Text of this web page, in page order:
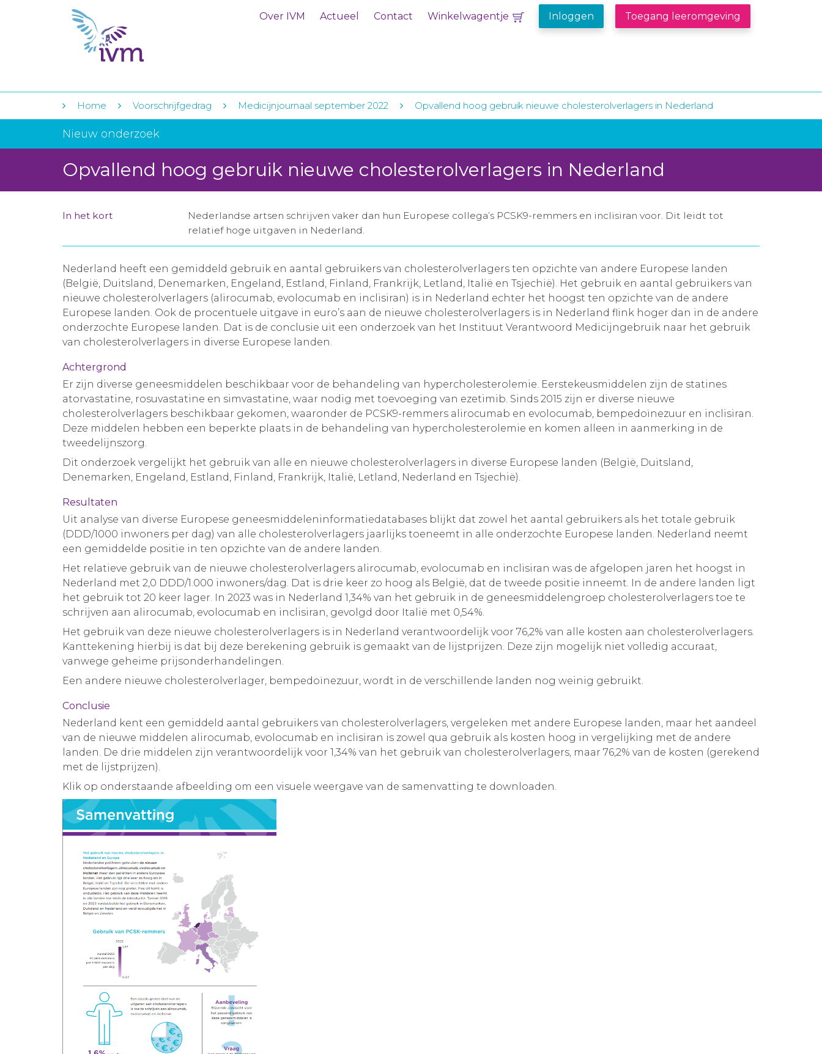
Over IVM Actueel Contact Winkelwagentje Inloggen Toegang leeromgeving
Home Voorschrijfgedrag Medicijnjournaal september 2022 Opvallend hoog gebruik nieuwe cholesterolverlagers in Nederland
Nieuw onderzoek
Opvallend hoog gebruik nieuwe cholesterolverlagers in Nederland
In het kort
Nederlandse artsen schrijven vaker dan hun Europese collega’s PCSK9-remmers en inclisiran voor. Dit leidt tot
relatief hoge uitgaven in Nederland.
Nederland heeft een gemiddeld gebruik en aantal gebruikers van cholesterolverlagers ten opzichte van andere Europese landen
(België, Duitsland, Denemarken, Engeland, Estland, Finland, Frankrijk, Letland, Italië en Tsjechië). Het gebruik en aantal gebruikers van
nieuwe cholesterolverlagers (alirocumab, evolocumab en inclisiran) is in Nederland echter het hoogst ten opzichte van de andere
Europese landen. Ook de procentuele uitgave in euro’s aan de nieuwe cholesterolverlagers is in Nederland flink hoger dan in de andere
onderzochte Europese landen. Dat is de conclusie uit een onderzoek van het Instituut Verantwoord Medicijngebruik naar het gebruik
van cholesterolverlagers in diverse Europese landen.
Achtergrond
Er zijn diverse geneesmiddelen beschikbaar voor de behandeling van hypercholesterolemie. Eerstekeusmiddelen zijn de statines
atorvastatine, rosuvastatine en simvastatine, waar nodig met toevoeging van ezetimib. Sinds 2015 zijn er diverse nieuwe
cholesterolverlagers beschikbaar gekomen, waaronder de PCSK9-remmers alirocumab en evolocumab, bempedoïnezuur en inclisiran.
Deze middelen hebben een beperkte plaats in de behandeling van hypercholesterolemie en komen alleen in aanmerking in de
tweedelijnszorg.
Dit onderzoek vergelijkt het gebruik van alle en nieuwe cholesterolverlagers in diverse Europese landen (België, Duitsland,
Denemarken, Engeland, Estland, Finland, Frankrijk, Italië, Letland, Nederland en Tsjechië).
Resultaten
Uit analyse van diverse Europese geneesmiddeleninformatiedatabases blijkt dat zowel het aantal gebruikers als het totale gebruik
(DDD/1000 inwoners per dag) van alle cholesterolverlagers jaarlijks toeneemt in alle onderzochte Europese landen. Nederland neemt
een gemiddelde positie in ten opzichte van de andere landen.
Het relatieve gebruik van de nieuwe cholesterolverlagers alirocumab, evolocumab en inclisiran was de afgelopen jaren het hoogst in
Nederland met 2,0 DDD/1.000 inwoners/dag. Dat is drie keer zo hoog als België, dat de tweede positie inneemt. In de andere landen ligt
het gebruik tot 20 keer lager. In 2023 was in Nederland 1,34% van het gebruik in de geneesmiddelengroep cholesterolverlagers toe te
schrijven aan alirocumab, evolocumab en inclisiran, gevolgd door Italië met 0,54%.
Het gebruik van deze nieuwe cholesterolverlagers is in Nederland verantwoordelijk voor 76,2% van alle kosten aan cholesterolverlagers.
Kanttekening hierbij is dat bij deze berekening gebruik is gemaakt van de lijstprijzen. Deze zijn mogelijk niet volledig accuraat,
vanwege geheime prijsonderhandelingen.
Een andere nieuwe cholesterolverlager, bempedoïnezuur, wordt in de verschillende landen nog weinig gebruikt.
Conclusie
Nederland kent een gemiddeld aantal gebruikers van cholesterolverlagers, vergeleken met andere Europese landen, maar het aandeel
van de nieuwe middelen alirocumab, evolocumab en inclisiran is zowel qua gebruik als kosten hoog in vergelijking met de andere
landen. De drie middelen zijn verantwoordelijk voor 1,34% van het gebruik van cholesterolverlagers, maar 76,2% van de kosten (gerekend
met de lijstprijzen).
Klik op onderstaande afbeelding om een visuele weergave van de samenvatting te downloaden.